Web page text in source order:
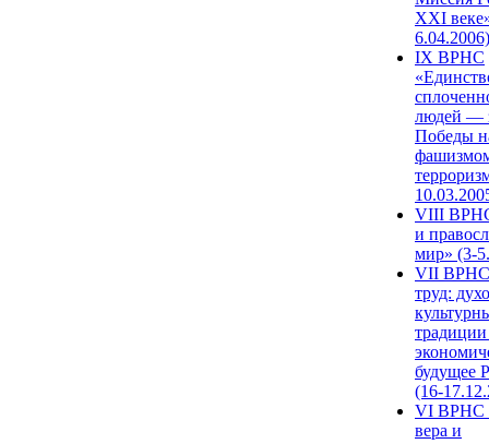
XXI
6.04.2006)
IX ВРНС
людей —
Победы
VIII
и
мир» (3-
VII ВРНС
труд:
будущее
(16-
VI ВРНС
вера и